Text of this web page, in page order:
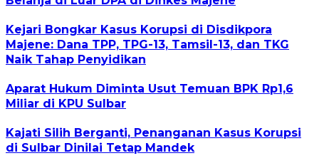
Kejari Bongkar Kasus Korupsi di Disdikpora
Majene: Dana TPP, TPG-13, Tamsil-13, dan TKG
Naik Tahap Penyidikan
Aparat Hukum Diminta Usut Temuan BPK Rp1,6
Miliar di KPU Sulbar
Kajati Silih Berganti, Penanganan Kasus Korupsi
di Sulbar Dinilai Tetap Mandek